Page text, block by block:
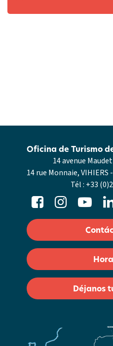
14 avenue
14 rue Monnaie, VIHIERS
Tél : +33
Oficina de Turismo
Déjanos